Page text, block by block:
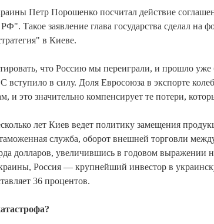
Петр Порошенко посчитал действие
Такое заявление глава государства сделал
в Киеве.
что Россию мы переиграли, и прошло
вступило в силу. Доля Евросоюза в экспорте
и это значительно компенсирует те потери,
лет Киев ведет политику замещения
служба, оборот внешней торговли
долларов, увеличившись в годовом
Россия — крупнейший инвестор в
36 процентов.